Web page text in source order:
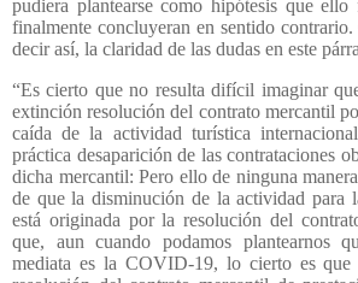
pudiera plantearse como hipótesis que
finalmente concluyeran en sentido contrario.
decir así, la claridad de las dudas en este
“Es cierto que no resulta difícil imaginar
extinción resolución del contrato mercantil
caída de la actividad turística
práctica desaparición de las contrataciones
dicha mercantil: Pero ello de ninguna
de que la disminución de la actividad para
está originada por la resolución del
que, aun cuando podamos plantearnos
mediata es la COVID-19, lo cierto es que